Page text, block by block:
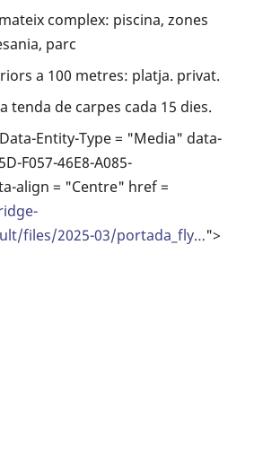
complex: piscina, zones
parc
a 100 metres: platja. privat.
tenda de carpes cada 15 dies.
Entity-Type = "Media" data-
F057-46E8-A085-
align = "Centre" href =
files/2025-03/portada_fly…">